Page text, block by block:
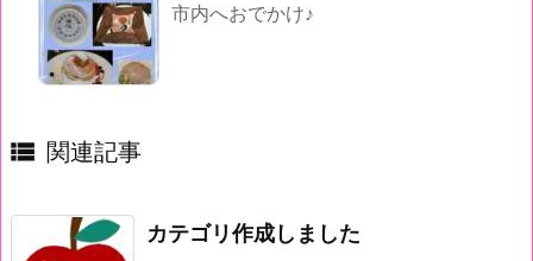
市内へおでかけ♪
 関連記事
カテゴリ作成しました